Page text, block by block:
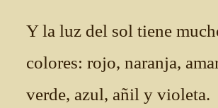
Y la luz del sol tiene
colores: rojo, naranja,
verde, azul, añil y violeta.